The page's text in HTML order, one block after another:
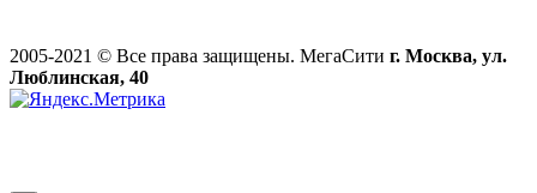
2005-2021 © Все права защищены. МегаСити г. Москва, ул.
Люблинская, 40